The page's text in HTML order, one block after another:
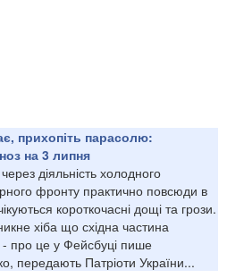
прихопіть парасолю:
на 3 липня
діяльність холодного
фронту практично повсюди в
короткочасні дощі та грози.
хіба що східна частина
- про це у Фейсбуці пише
передають Патріоти України...